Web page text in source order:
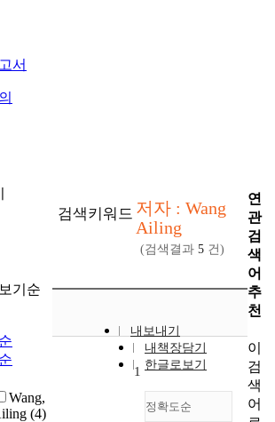
서
기순
Wang,
(4)
검색키워드 저자 : Wang
Ailing
(검색결과 5 건)
내보내기
내책장담기
한글로보기
정확도순
1
연
관
검
색
어
추
천
이
검
색
어